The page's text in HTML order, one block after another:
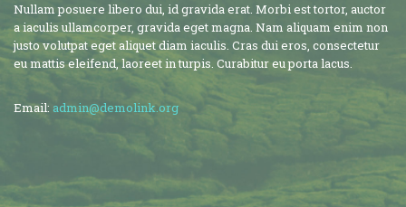
Nullam posuere libero dui, id gravida erat. Morbi est tortor, auctor
a iaculis ullamcorper, gravida eget magna. Nam aliquam enim non
justo volutpat eget aliquet diam iaculis. Cras dui eros, consectetur
eu mattis eleifend, laoreet in turpis. Curabitur eu porta lacus.
Email: admin@demolink.org